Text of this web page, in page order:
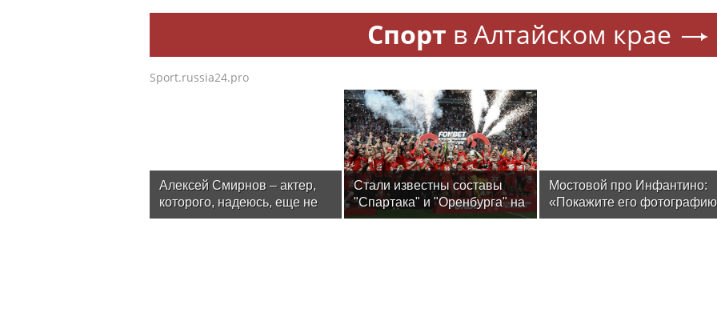
Спорт в Алтайском крае
Sport.russia24.pro
Алексей Смирнов – актер,
которого, надеюсь, еще не
забыли
Стали известны составы
"Спартака" и "Оренбурга" на
матч Кубка России
Мостовой про Инфантино:
«Покажите его фотографию
на улицах Москвы до ЧМ!